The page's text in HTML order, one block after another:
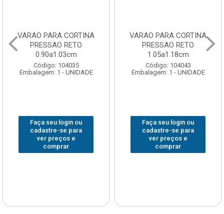
VARAO PARA CORTINA
PRESSAO RETO
0.90a1.03cm
Código: 104035
Embalagem: 1 - UNIDADE
Faça seu login ou
cadastre-se para
ver preços e
comprar
VARAO PARA CORTINA
PRESSAO RETO
1.05a1.18cm
Código: 104043
Embalagem: 1 - UNIDADE
Faça seu login ou
cadastre-se para
ver preços e
comprar